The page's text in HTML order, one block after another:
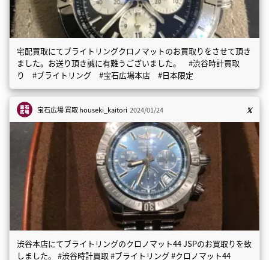
宅配買取にてブライトリングクロノマットのお買取りをさせて頂き
ました。お送り頂き誠に有難うございました。 #渋谷時計買取
り #ブライトリング #宝石広場本店 #日本限定
宝石広場 買取houseki_kaitori 2024/01/24
渋谷本店にてブライトリングのクロノマット44 JSPのお買取りを致
しました。 #渋谷時計買取 #ブライトリング #クロノマット44